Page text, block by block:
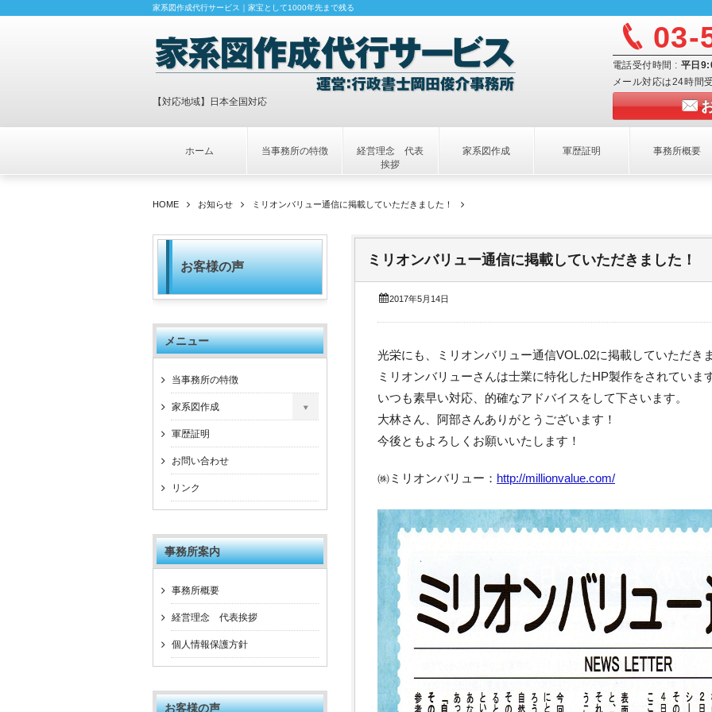
家系図作成代行サービス｜家宝として1000年先まで残る
【対応地域】日本全国対応
03-
電話受付時間 : 平日
メール対応は24時間
ホーム 当事務所の特徴
経営理念 代表
挨拶
家系図作成 軍歴証明 事務所概要
HOME お知らせ ミリオンバリュー通信に掲載していただきました！
ミリオンバリュー通信に掲載していただきました！
2017年5月14日
光栄にも、ミリオンバリュー通信VOL.02に掲載していただき
ミリオンバリューさんは士業に特化したHP製作をされていま
いつも素早い対応、的確なアドバイスをして下さいます。
大林さん、阿部さんありがとうございます！
今後ともよろしくお願いいたします！
㈱ミリオンバリュー： http://millionvalue.com/
お客様の声
メニュー
当事務所の特徴
家系図作成
軍歴証明
お問い合わせ
リンク
事務所案内
事務所概要
経営理念 代表挨拶
個人情報保護方針
お客様の声